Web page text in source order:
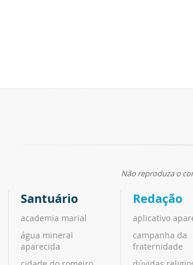
Não reproduza o
Santuário
academia marial
água mineral
aparecida
Redação
aplicativo
campanha da
fraternidade